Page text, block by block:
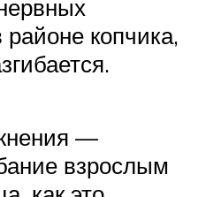
копчика,
—
взрослым